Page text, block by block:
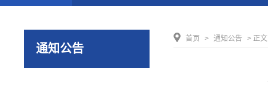
通知公告
首页 > 通知公告 > 正文